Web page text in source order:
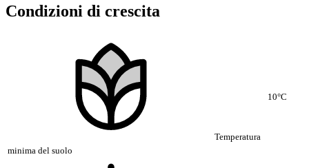
Condizioni di crescita
Temperatura
minima del suolo
10°C